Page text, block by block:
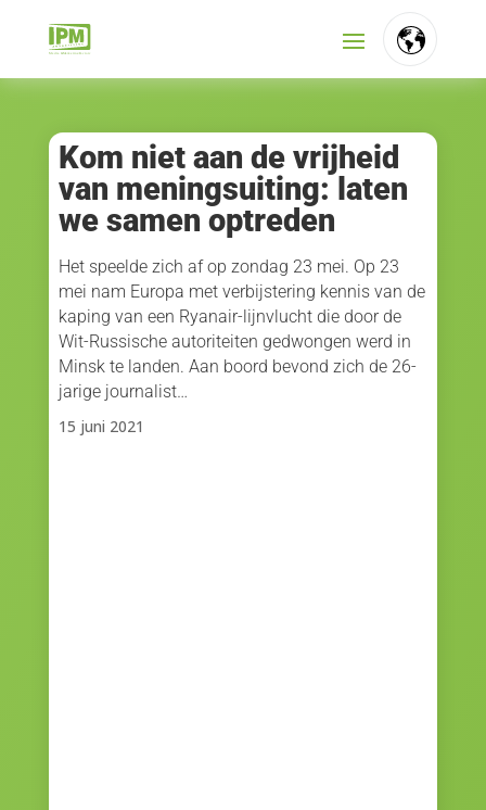
EN
Kom niet aan de vrijheid
van meningsuiting: laten
we samen optreden
Het speelde zich af op zondag 23 mei. Op 23
mei nam Europa met verbijstering kennis van de
kaping van een Ryanair-lijnvlucht die door de
Wit-Russische autoriteiten gedwongen werd in
Minsk te landen. Aan boord bevond zich de 26-
jarige journalist…
15 juni 2021